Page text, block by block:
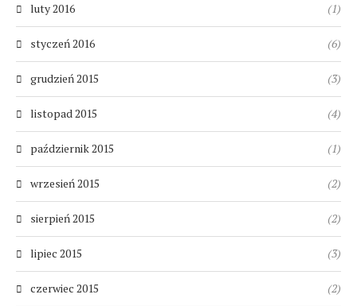
luty 2016 (1)
styczeń 2016 (6)
grudzień 2015 (3)
listopad 2015 (4)
październik 2015 (1)
wrzesień 2015 (2)
sierpień 2015 (2)
lipiec 2015 (3)
czerwiec 2015 (2)